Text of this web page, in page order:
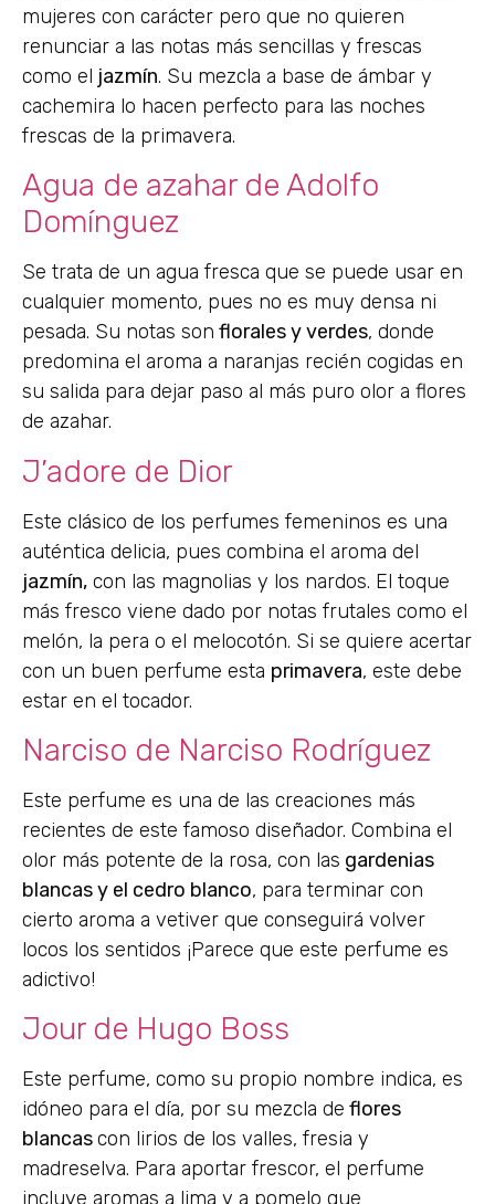
mujeres con carácter pero que no quieren
renunciar a las notas más sencillas y frescas
como el jazmín. Su mezcla a base de ámbar y
cachemira lo hacen perfecto para las noches
frescas de la primavera.
Agua de azahar de Adolfo
Domínguez
Se trata de un agua fresca que se puede usar en
cualquier momento, pues no es muy densa ni
pesada. Su notas son florales y verdes, donde
predomina el aroma a naranjas recién cogidas en
su salida para dejar paso al más puro olor a flores
de azahar.
J’adore de Dior
​Este clásico de los perfumes femeninos es una
auténtica delicia, pues combina el aroma del
jazmín, con las magnolias y los nardos. El toque
más fresco viene dado por notas frutales como el
melón, la pera o el melocotón. Si se quiere acertar
con un buen perfume esta primavera, este debe
estar en el tocador.
Narciso de Narciso Rodríguez
Este perfume es una de las creaciones más
recientes de este famoso diseñador. Combina el
olor más potente de la rosa, con las gardenias
blancas y el cedro blanco, para terminar con
cierto aroma a vetiver que conseguirá volver
locos los sentidos ¡Parece que este perfume es
adictivo!
Jour de Hugo Boss
​Este perfume, como su propio nombre indica, es
idóneo para el día, por su mezcla de flores
blancascon lirios de los valles, fresia y
madreselva. Para aportar frescor, el perfume
incluye aromas a lima y a pomelo que